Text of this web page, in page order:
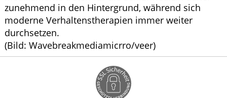
zunehmend in den Hintergrund, während sich
moderne Verhaltenstherapien immer weiter
durchsetzen.
(Bild: Wavebreakmediamicrro/veer)